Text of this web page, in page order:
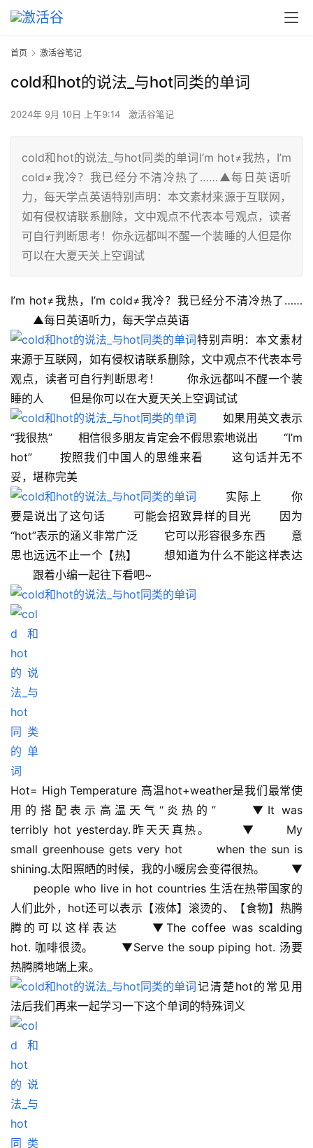
首页 激活谷笔记
cold和hot的说法_与hot同类的单词
2024年 9月 10日 上午9:14 激活谷笔记
cold和hot的说法_与hot同类的单词I’m hot≠我热，I’m
cold≠我冷？我已经分不清冷热了……▲每日英语听
力，每天学点英语特别声明：本文素材来源于互联网，
如有侵权请联系删除，文中观点不代表本号观点，读者
可自行判断思考！你永远都叫不醒一个装睡的人但是你
可以在大夏天关上空调试
I’m hot≠我热，I’m cold≠我冷？我已经分不清冷热了……
▲每日英语听力，每天学点英语
特别声明：本文素材
来源于互联网，如有侵权请联系删除，文中观点不代表本号
观点，读者可自行判断思考！ 　　你永远都叫不醒一个装
睡的人 　　但是你可以在大夏天关上空调试试
如果用英文表示
“我很热” 　　相信很多朋友肯定会不假思索地说出 　　“I’m
hot” 　　按照我们中国人的思维来看 　　这句话并无不
妥，堪称完美
实际上 　　你
要是说出了这句话 　　可能会招致异样的目光 　　因为
“hot”表示的涵义非常广泛 　　它可以形容很多东西 　　意
思也远远不止一个【热】 　　想知道为什么不能这样表达
跟着小编一起往下看吧~
Hot= High Temperature 高温hot+weather是我们最常使
用的搭配表示高温天气“炎热的” 　　▼It was
terribly hot yesterday.昨天天真热。 　　▼ 　　My
small greenhouse gets very hot  　　when the sun is
shining.太阳照晒的时候，我的小暖房会变得很热。 　　▼
people who live in hot countries 生活在热带国家的
人们此外，hot还可以表示【液体】滚烫的、【食物】热腾
腾的可以这样表达 　　▼The coffee was scalding
hot. 咖啡很烫。 　　▼Serve the soup piping hot. 汤要
热腾腾地端上来。
记清楚hot的常见用
法后我们再来一起学习一下这个单词的特殊词义